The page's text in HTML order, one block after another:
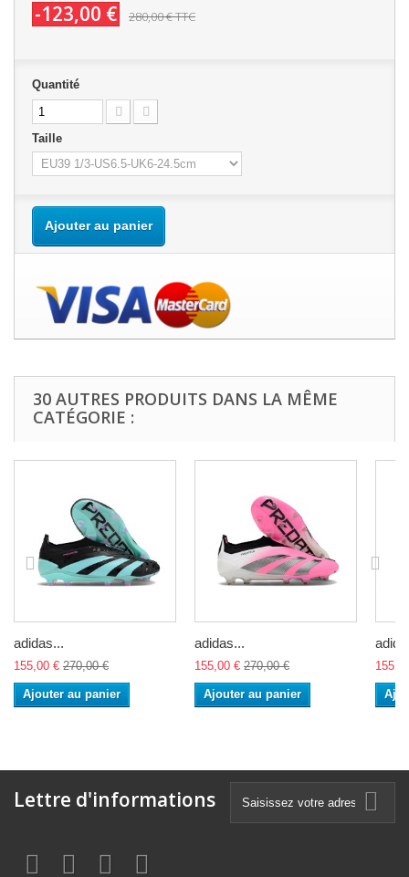
-123,00 € 280,00 €TTC
Quantité
Taille
Ajouter au panier
30 AUTRES PRODUITS DANS LA MÊME
CATÉGORIE :
adidas...
155,00 € 270,00 €
Ajouter au panier
adidas...
155,00 € 270,00 €
Ajouter au panier
Lettre d'informations